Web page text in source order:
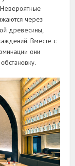
через
древесины,
Вместе с
они